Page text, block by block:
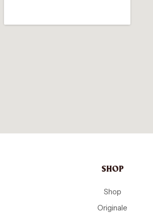
SHOP
Shop
Originale